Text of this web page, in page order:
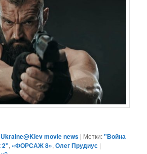
Ukraine@Kiev movie news | Метки:"Война
2", «ФОРСАЖ 8»,Олег Прудиус |